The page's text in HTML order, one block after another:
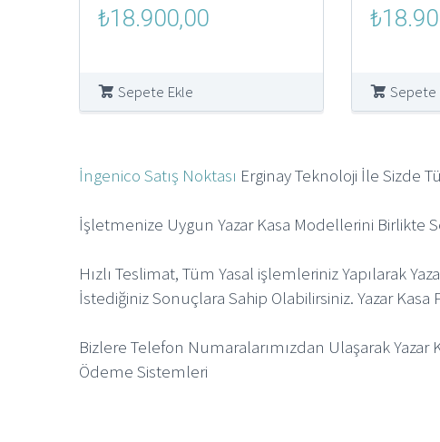
Orijinal
₺18.900,00Şu
Sepete Ekle
Orijinal
₺
Sepete
İngenico Satış Noktası Erginay Teknoloji İle Sizde
İşletmenize Uygun Yazar Kasa Modellerini Birlikte
Hızlı Teslimat, Tüm Yasal işlemleriniz Yapılarak
İstediğiniz Sonuçlara Sahip Olabilirsiniz. Yazar Kasa
Bizlere Telefon Numaralarımızdan Ulaşarak Yazar
Ödeme Sistemleri